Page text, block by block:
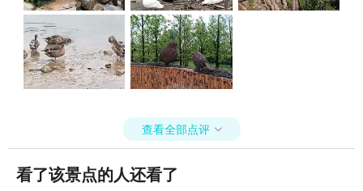
查看全部点评 
看了该景点的人还看了